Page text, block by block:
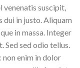
venenatis suscipit,
dui in justo. Aliquam
in massa. Integer
Sed sed odio tellus.
enim in dolor